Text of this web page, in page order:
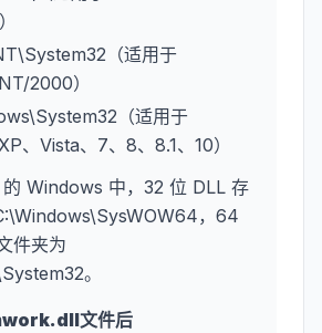
（适用于
2000）
（适用于
、Vista、7、8、8.1、10）
Windows 中，32 位 DLL 存
，64
件夹为
。
文件后